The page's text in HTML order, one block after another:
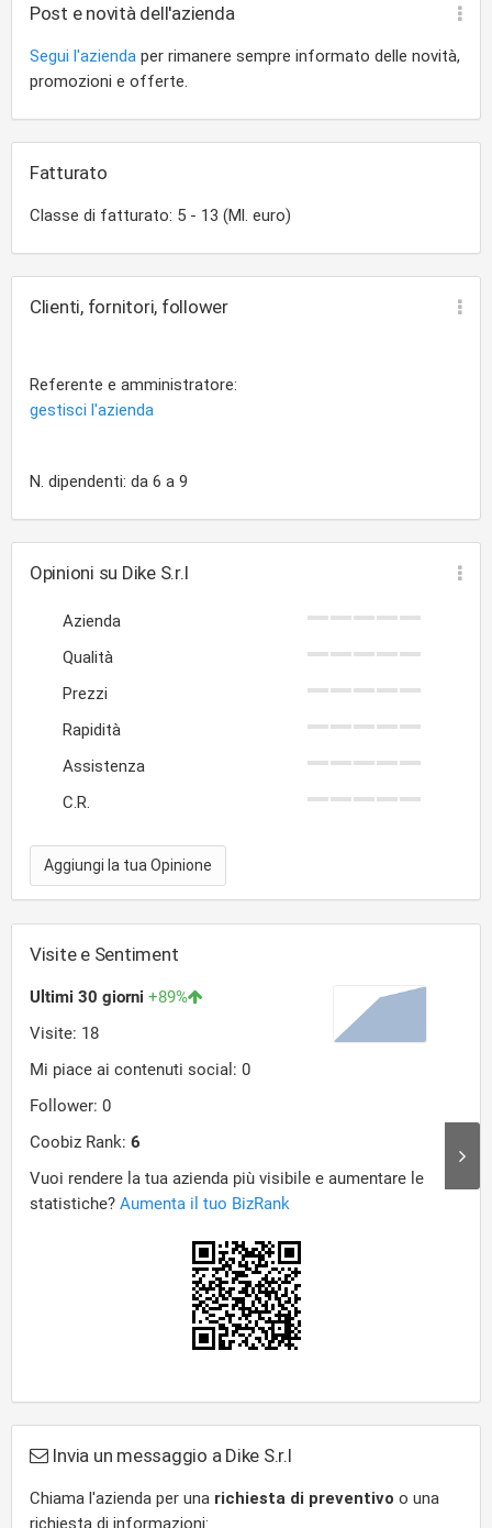
Post e novità dell'azienda
Segui l'azienda per rimanere sempre informato delle novità,
promozioni e offerte.
Fatturato
Classe di fatturato: 5 - 13 (Ml. euro)
Clienti, fornitori, follower
Referente e amministratore:
gestisci l'azienda
N. dipendenti: da 6 a 9
Opinioni su Dike S.r.l
Azienda
Qualità
Prezzi
Rapidità
Assistenza
C.R.
Aggiungi la tua Opinione
Visite e Sentiment
Invia un messaggio a Dike S.r.l
Chiama l'azienda per una richiesta di preventivo o una
richiesta di informazioni: